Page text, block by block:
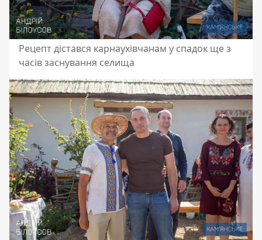
Рецепт дістався карнаухівчанам у спадок ще з
часів заснування селища